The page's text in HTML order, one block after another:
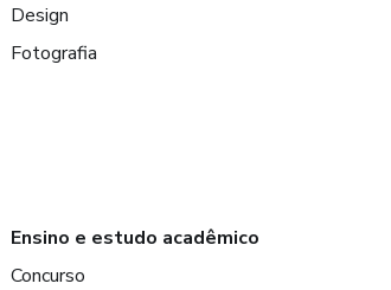
Design
Fotografia
Ensino e estudo acadêmico
Concurso